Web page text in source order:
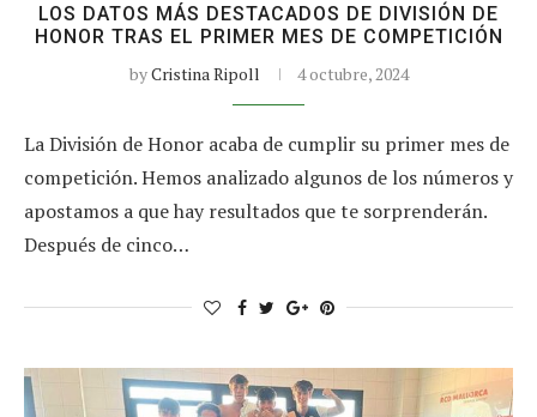
LOS DATOS MÁS DESTACADOS DE DIVISIÓN DE
HONOR TRAS EL PRIMER MES DE COMPETICIÓN
byCristina Ripoll 4 octubre, 2024
La División de Honor acaba de cumplir su primer mes de
competición. Hemos analizado algunos de los números y
apostamos a que hay resultados que te sorprenderán.
Después de cinco…